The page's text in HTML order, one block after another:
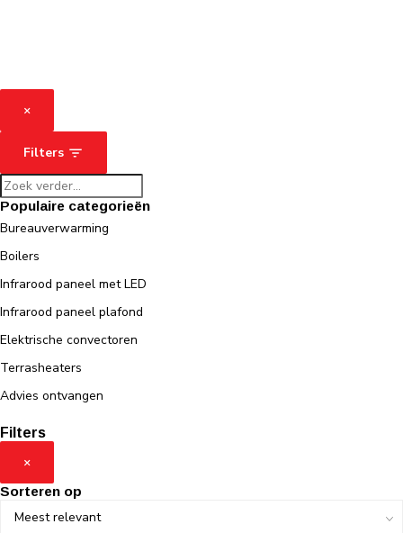
×
Filters
Populaire categorieën
Bureauverwarming
Boilers
Infrarood paneel met LED
Infrarood paneel plafond
Elektrische convectoren
Terrasheaters
Advies ontvangen
Filters
×
Sorteren op